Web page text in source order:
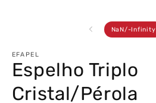
NaN/ de
-Infinity
EFAPEL
Espelho Triplo
Cristal/Pérola